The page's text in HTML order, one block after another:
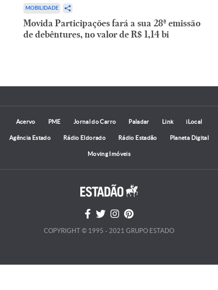
MOBILIDADE
Movida Participações fará a sua 28ª emissão
de debêntures, no valor de R$ 1,14 bi
Acervo PME Jornal do Carro Paladar Link iLocal
Agência Estado Rádio Eldorado Rádio Estadão Planeta Digital
Moving Imóveis
COPYRIGHT © 1995 - 2021 GRUPO ESTADO